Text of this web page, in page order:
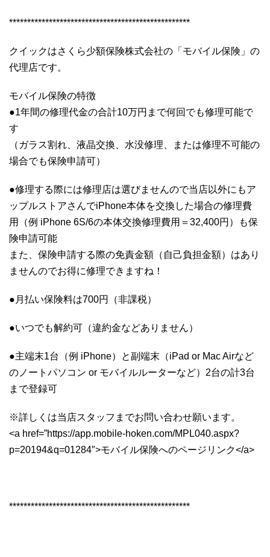
**************************************************
クイックはさくら少額保険株式会社の「モバイル保険」の
代理店です。
モバイル保険の特徴
●1年間の修理代金の合計10万円まで何回でも修理可能で
す
（ガラス割れ、液晶交換、水没修理、または修理不可能の
場合でも保険申請可）
●修理する際には修理店は選びませんので当店以外にもア
ップルストアさんでiPhone本体を交換した場合の修理費
用（例 iPhone 6S/6の本体交換修理費用＝32,400円）も保
険申請可能
また、保険申請する際の免責金額（自己負担金額）はあり
ませんのでお得に修理できますね！
●月払い保険料は700円（非課税）
●いつでも解約可（違約金などありません）
●主端末1台（例 iPhone）と副端末（iPad or Mac Airなど
のノートパソコン or モバイルルーターなど）2台の計3台
まで登録可
※詳しくは当店スタッフまでお問い合わせ願います。
<a href=”https://app.mobile-hoken.com/MPL040.aspx?
p=20194&q=01284″>モバイル保険へのページリンク</a>
**************************************************